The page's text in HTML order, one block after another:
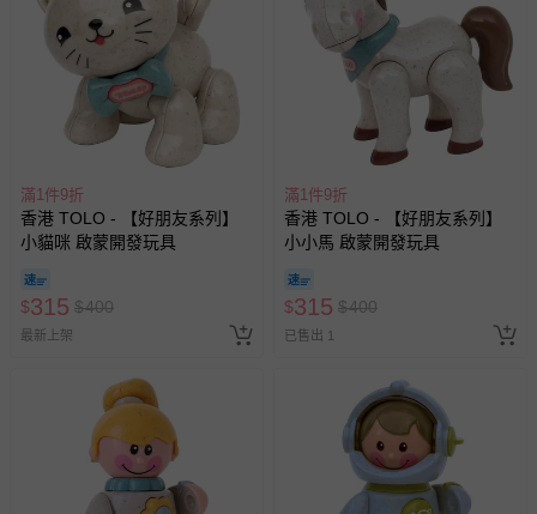
滿1件9折
香港 TOLO - 【好朋友系列】
小貓咪 啟蒙開發玩具
$315 $400
最新上架
滿1件9折
香港 TOLO - 【好朋友系列】
小小馬 啟蒙開發玩具
$315 $400
已售出 1